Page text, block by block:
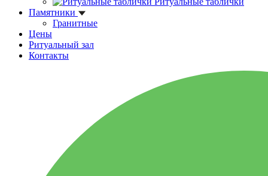
Памятники
Гранитные
Цены
Ритуальный зал
Контакты